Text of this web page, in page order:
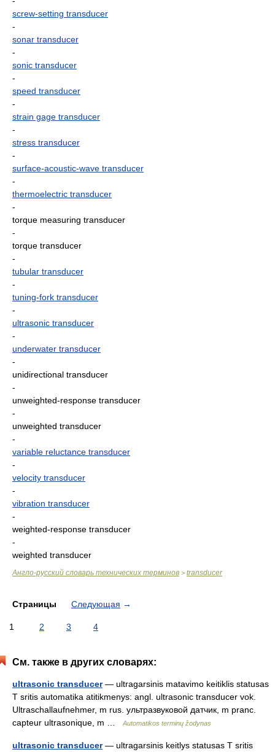
screw-setting transducer
-
sonar transducer
-
sonic transducer
-
speed transducer
-
strain gage transducer
-
stress transducer
-
surface-acoustic-wave transducer
-
thermoelectric transducer
-
torque measuring transducer
-
torque transducer
-
tubular transducer
-
tuning-fork transducer
-
ultrasonic transducer
-
underwater transducer
-
unidirectional transducer
-
unweighted-response transducer
-
unweighted transducer
-
variable reluctance transducer
-
velocity transducer
-
vibration transducer
-
weighted-response transducer
-
weighted transducer
Англо-русский словарь технических терминов > transducer
Страницы Следующая →
1 2 3 4
См. также в других словарях:
ultrasonic transducer— ultragarsinis matavimo keitiklis statusas
T sritis automatika atitikmenys: angl. ultrasonic transducer vok.
Ultraschallaufnehmer, m rus. ультразвуковой датчик, m pranc.
capteur ultrasonique, m …
Automatikos terminų žodynas
ultrasonic transducer— ultragarsinis keitlys statusas T sritis